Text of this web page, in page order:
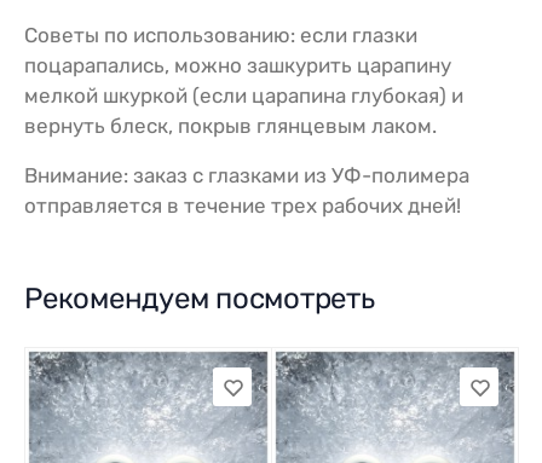
Советы по использованию: если глазки
поцарапались, можно зашкурить царапину
мелкой шкуркой (если царапина глубокая) и
вернуть блеск, покрыв глянцевым лаком.
Внимание: заказ с глазками из УФ-полимера
отправляется в течение трех рабочих дней!
Рекомендуем посмотреть